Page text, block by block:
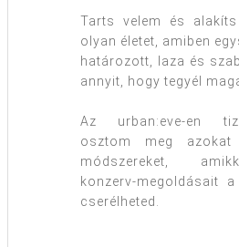
Tarts velem és
olyan életet, amiben
határozott, laza és
annyit, hogy tegyél
Az urban:eve-en
osztom meg
módszereket,
konzerv-megoldásait
cserélheted.